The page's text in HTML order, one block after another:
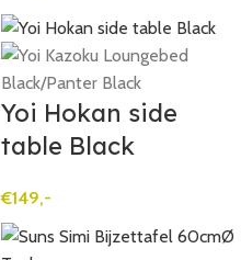
Yoi Hokan side
table Black
€149,-